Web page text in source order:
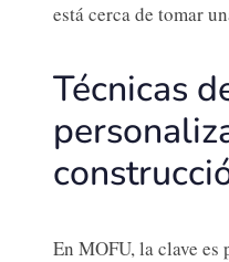
está cerca de tomar
Técnicas
En MOFU, la clave